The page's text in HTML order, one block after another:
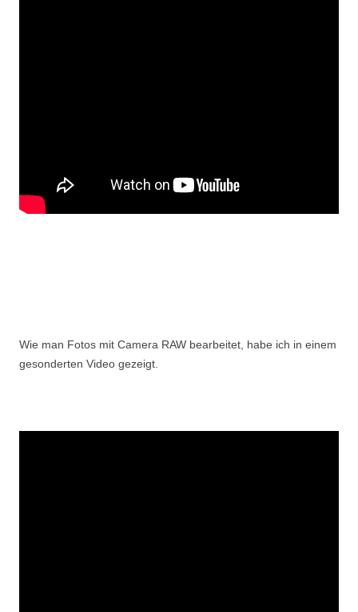
Wie man Fotos mit Camera RAW bearbeitet, habe ich in einem
gesonderten Video gezeigt.